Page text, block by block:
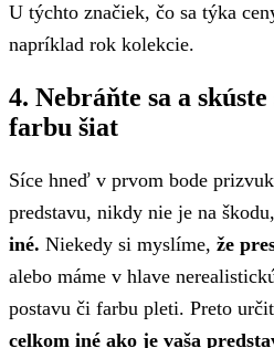
U týchto značiek, čo sa týka
napríklad rok kolekcie.
4. Nebráňte sa a
farbu šiat
Síce hneď v prvom bode
predstavu, nikdy nie je na škodu,
iné. Niekedy si myslíme, že
alebo máme v hlave
postavu či farbu pleti. Preto
celkom iné ako je vaša